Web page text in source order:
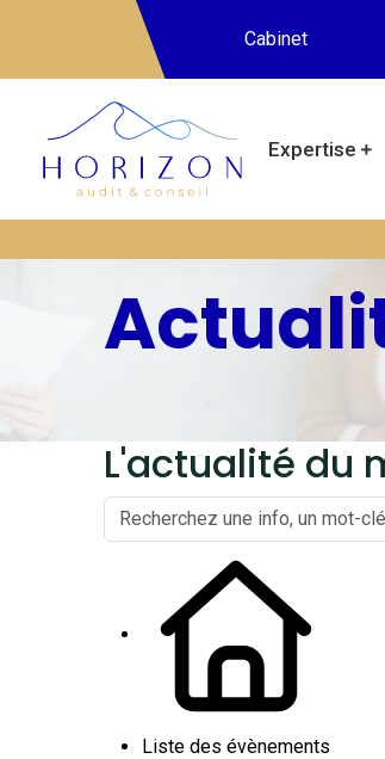
Cabinet
Expertise
L'actualité du
Liste des évènements